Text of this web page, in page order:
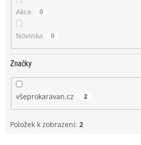
Akce 0
Novinka 0
Značky
všeprokaravan.cz 2
Položek k zobrazení: 2